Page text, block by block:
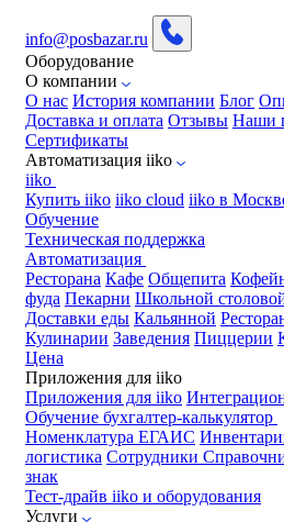
info@posbazar.ru
Оборудование
О компании
О нас История компании Блог
Доставка и оплата Отзывы Наши
Сертификаты
Автоматизация iiko
iiko
Купить iiko iiko cloud iiko в
Обучение
Техническая поддержка
Автоматизация
Ресторана Кафе Общепита
фуда Пекарни Школьной
Доставки еды Кальянной
Кулинарии Заведения Пиццерии
Цена
Приложения для iiko
Приложения для iiko
Обучение бухгалтер-калькулятор
Номенклатура ЕГАИС
логистика Сотрудники
знак
Тест-драйв iiko и оборудования
Услуги